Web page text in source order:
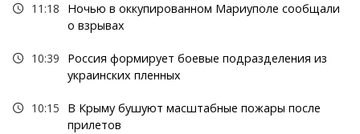
11:18
Ночью в оккупированном Мариуполе сообщали
о взрывах
10:39
Россия формирует боевые подразделения из
украинских пленных
10:15
В Крыму бушуют масштабные пожары после
прилетов